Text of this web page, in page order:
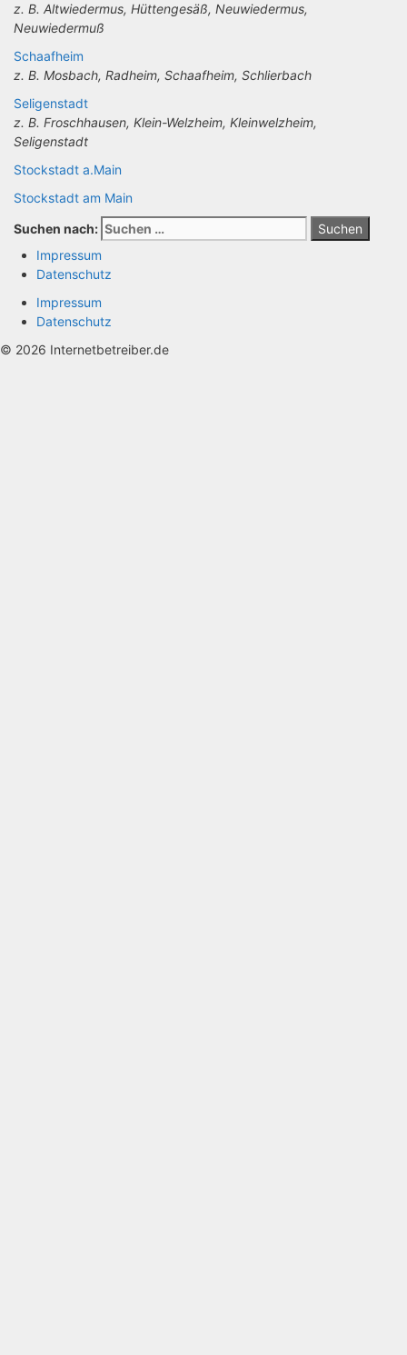
z. B. Altwiedermus, Hüttengesäß, Neuwiedermus,
Neuwiedermuß
Schaafheim
z. B. Mosbach, Radheim, Schaafheim, Schlierbach
Seligenstadt
z. B. Froschhausen, Klein-Welzheim, Kleinwelzheim,
Seligenstadt
Stockstadt a.Main
Stockstadt am Main
Suchen nach:
Impressum
Datenschutz
Impressum
Datenschutz
© 2026 Internetbetreiber.de